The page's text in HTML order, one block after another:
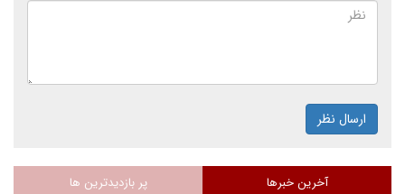
ارسال نظر
آخرین خبرها پر بازدیدترین ها